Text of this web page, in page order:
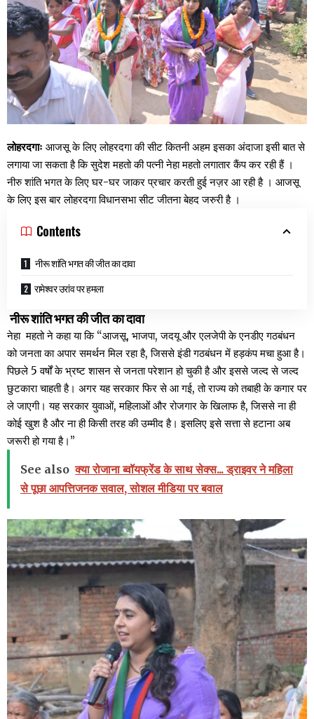
लोहरदगाः आजसू के लिए लोहरदगा की सीट कितनी अहम इसका अंदाजा इसी बात से
लगाया जा सकता है कि सुदेश महतो की पत्नी नेहा महतो लगातार कैंप कर रही हैं ।
नीरु शांति भगत के लिए घर-घर जाकर प्रचार करती हुई नज़र आ रही है । आजसू
के लिए इस बार लोहरदगा विधानसभा सीट जीतना बेहद जरुरी है ।
Contents
नीरू शांति भगत की जीत का दावा
रामेश्वर उरांव पर हमला
नीरू शांति भगत की जीत का दावा
नेहा महतो ने कहा या कि “आजसू, भाजपा, जदयू और एलजेपी के एनडीए गठबंधन
को जनता का अपार समर्थन मिल रहा है, जिससे इंडी गठबंधन में हड़कंप मचा हुआ है।
पिछले 5 वर्षों के भ्रष्ट शासन से जनता परेशान हो चुकी है और इससे जल्द से जल्द
छुटकारा चाहती है। अगर यह सरकार फिर से आ गई, तो राज्य को तबाही के कगार पर
ले जाएगी। यह सरकार युवाओं, महिलाओं और रोजगार के खिलाफ है, जिससे ना ही
कोई खुश है और ना ही किसी तरह की उम्मीद है। इसलिए इसे सत्ता से हटाना अब
जरूरी हो गया है।”
See also क्या रोजाना ब्वॉयफ्रेंड के साथ सेक्स... ड्राइवर ने महिला
से पूछा आपत्तिजनक सवाल, सोशल मीडिया पर बवाल